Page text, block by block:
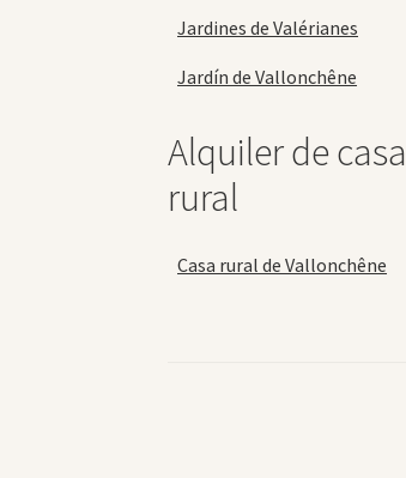
Jardines de Valérianes
Jardín de Vallonchêne
Alquiler de casa
rural
Casa rural de Vallonchêne